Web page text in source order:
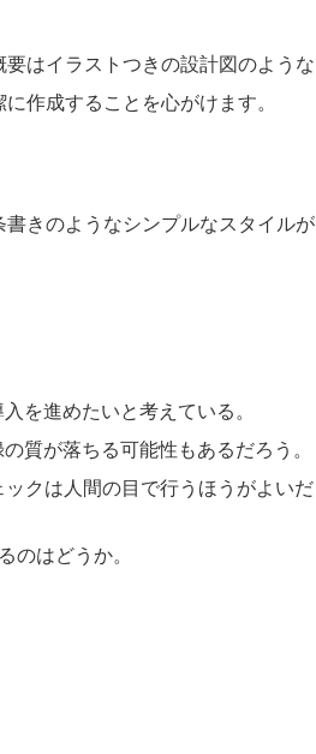
はイラストつきの設計図のような
作成することを心がけます。
きのようなシンプルなスタイルが
を進めたいと考えている。
質が落ちる可能性もあるだろう。
クは人間の目で行うほうがよいだ
のはどうか。